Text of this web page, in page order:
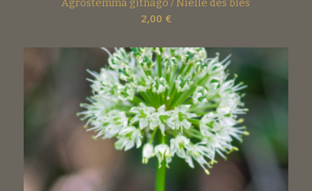
Agrostemma githago / Nielle des blés
2,00 €